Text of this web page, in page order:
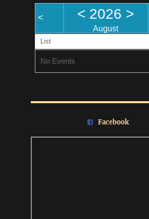
< < 2026 >
August
List
No Events
Facebook